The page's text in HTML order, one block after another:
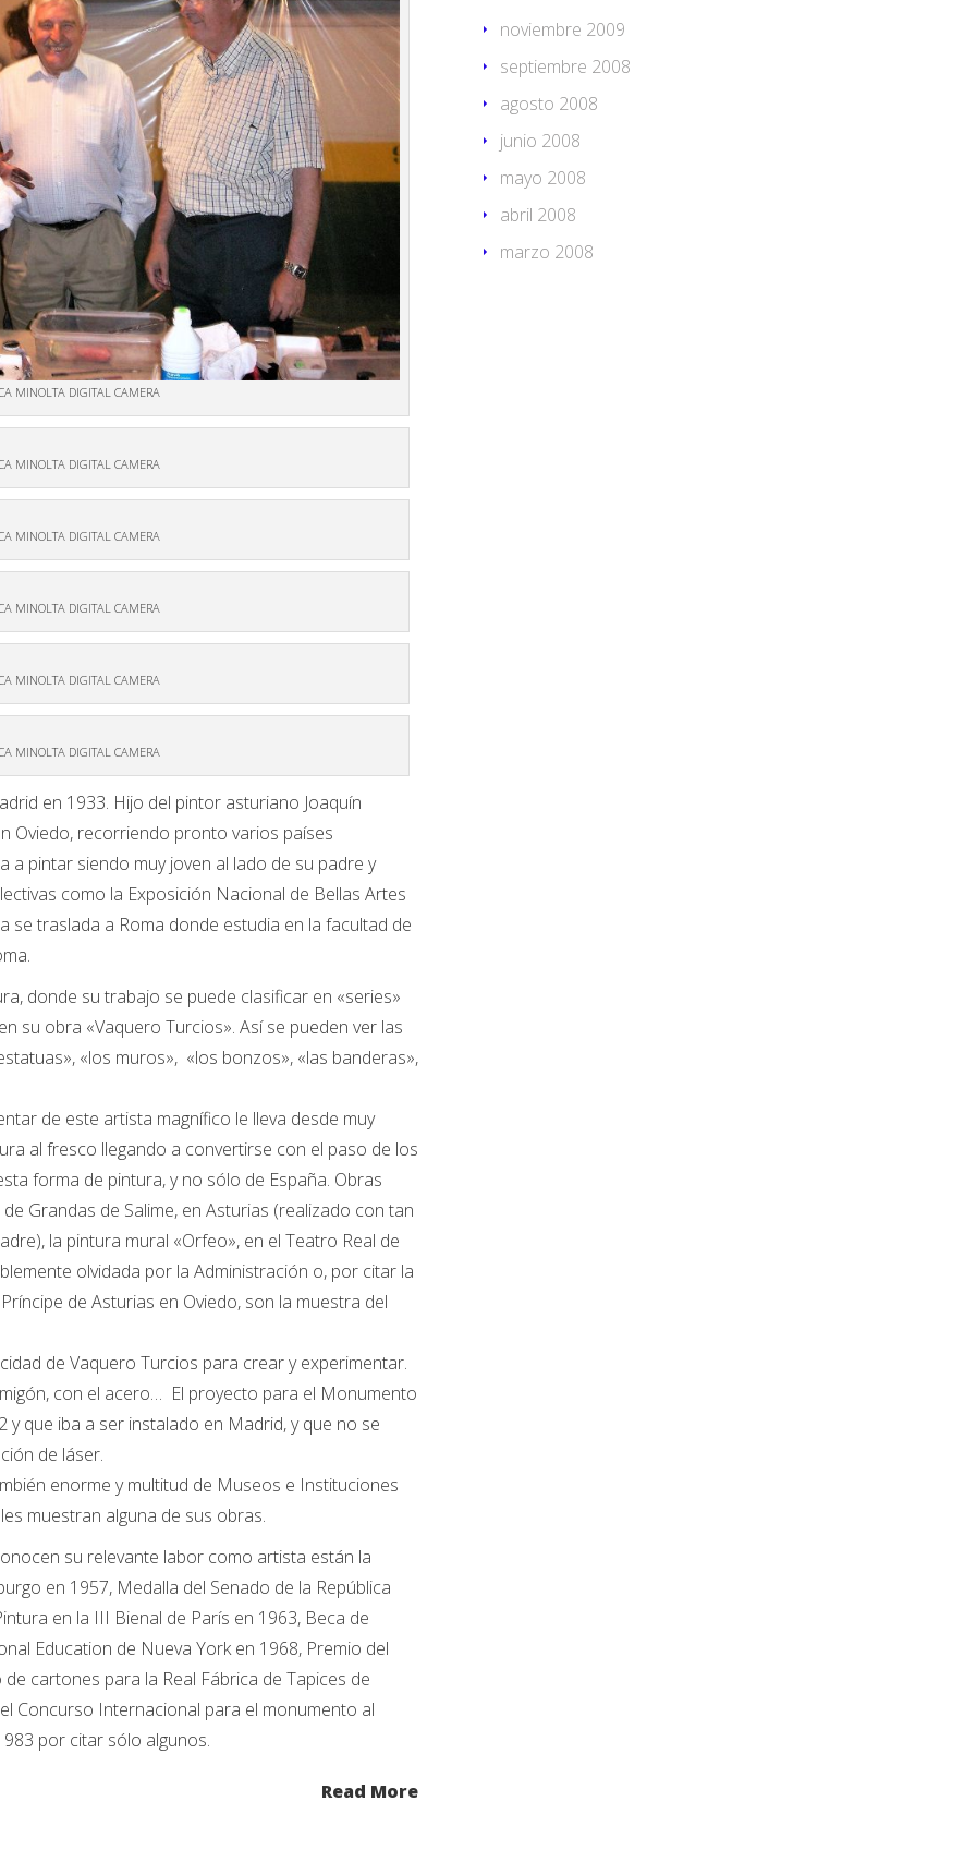
MINOLTA DIGITAL CAMERA
MINOLTA DIGITAL CAMERA
MINOLTA DIGITAL CAMERA
MINOLTA DIGITAL CAMERA
MINOLTA DIGITAL CAMERA
MINOLTA DIGITAL CAMERA
en 1933. Hijo del pintor asturiano Joaquín
Oviedo, recorriendo pronto varios países
a pintar siendo muy joven al lado de su padre y
como la Exposición Nacional de Bellas Artes
se traslada a Roma donde estudia en la facultad de
donde su trabajo se puede clasificar en «series»
su obra «Vaquero Turcios». Así se pueden ver las
«los muros», «los bonzos», «las banderas»,
de este artista magnífico le lleva desde muy
al fresco llegando a convertirse con el paso de los
forma de pintura, y no sólo de España. Obras
Grandas de Salime, en Asturias (realizado con tan
la pintura mural «Orfeo», en el Teatro Real de
olvidada por la Administración o, por citar la
de Asturias en Oviedo, son la muestra del
de Vaquero Turcios para crear y experimentar.
con el acero… El proyecto para el Monumento
que iba a ser instalado en Madrid, y que no se
de láser.
enorme y multitud de Museos e Instituciones
muestran alguna de sus obras.
su relevante labor como artista están la
en 1957, Medalla del Senado de la República
en la III Bienal de París en 1963, Beca de
Education de Nueva York en 1968, Premio del
cartones para la Real Fábrica de Tapices de
Concurso Internacional para el monumento al
por citar sólo algunos.
Read More
noviembre 2009
septiembre 2008
agosto 2008
junio 2008
mayo 2008
abril 2008
marzo 2008